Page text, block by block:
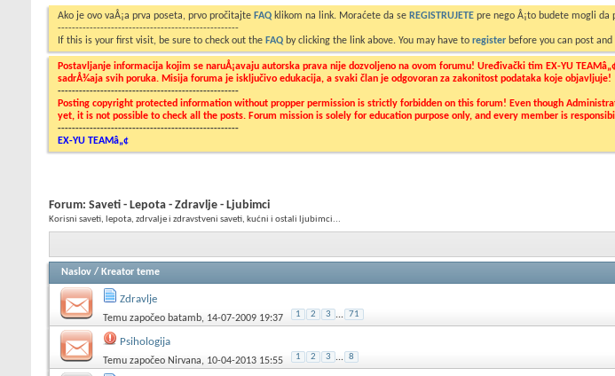
Ako je ovo vaÅ¡a prva poseta, prvo pročitajte FAQ klikom na link. Moraćete da se REGISTRUJETE pre nego Å¡to budete mogli da
---------------------------------------------------
If this is your first visit, be sure to check out the FAQ by clicking the link above. You may have to register before you can post
Postavljanje informacija kojim se naruÅ¡avaju autorska prava nije dozvoljeno na ovom forumu! Uređivački tim EX-YU
sadrÅ¾aja svih poruka. Misija foruma je isključivo edukacija, a svaki član je odgovoran za zakonitost podataka koje objavljuje!
---------------------------------------------------
Posting copyright protected information without propper permission is strictly forbidden on this forum! Even though
yet, it is not possible to check all the posts. Forum mission is solely for education purpose only, and every member is
---------------------------------------------------
EX-YU TEAMâ„¢
Forum: Saveti - Lepota - Zdravlje - Ljubimci
Korisni saveti, lepota, zdrvalje i zdravstveni saveti, kućni i ostali ljubimci...
Naslov / Kreator teme
Zdravlje
Temu započeo batamb, 14-07-2009 19:37 1 2 3 ... 71
Psihologija
Temu započeo Nirvana, 10-04-2013 15:55 1 2 3 ... 8